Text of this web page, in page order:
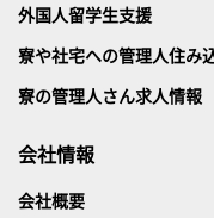
外国人留学生支援
寮や社宅への管理人住み
寮の管理人さん求人情報
会社情報
会社概要